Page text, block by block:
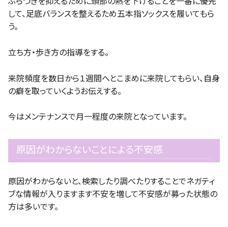
して、足底バランスを整えるため五本指ソックスを履いてもら
う。
立ち方・歩き方の指導をする。
来院頻度を数日から１週間へとこまめに来院してもらい、自身
の癖を取っていくようお伝えする。
今はメンテナンスで月一程度の来院となっています。
原因がわからないことによる不安感
原因がわからないと、検索したり調べたりすることでネガティ
ブな情報が入りますます不安を増して不安感が募った状態の
方は多いです。